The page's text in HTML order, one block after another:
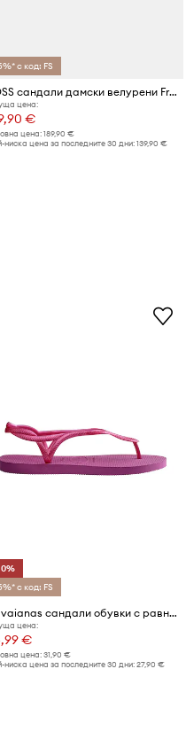
с код: FS
BOSS сандали дамски велурени Freyah
цена:
€
цена:189,90 €
ниска цена за последните 30 дни:139,90 €
с код: FS
Havaianas сандали обувки с равна подметка дамски LUNA
цена:
€
цена:31,90 €
ниска цена за последните 30 дни:27,90 €